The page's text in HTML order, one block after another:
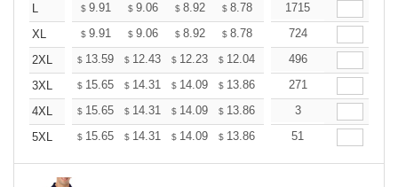
L
$ 9.91 $ 9.06 $ 8.92 $ 8.78 8.64
1715
XL
$ 9.91 $ 9.06 $ 8.92 $ 8.78 8.64
724
2XL
$ 13.59 $ 12.43 $ 12.23 $ 12.04 11.85
496
3XL
$ 15.65 $ 14.31 $ 14.09 $ 13.86 13.64
271
4XL
$ 15.65 $ 14.31 $ 14.09 $ 13.86 13.64
3
5XL
$ 15.65 $ 14.31 $ 14.09 $ 13.86 13.64
51